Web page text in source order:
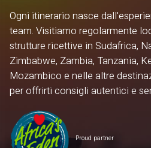
Ogni itinerario nasce
team. Visitiamo regolarmente
strutture ricettive in Sudafrica,
Zimbabwe, Zambia, Tanzania,
Mozambico e nelle altre
per offrirti consigli autentici e
Proud partner